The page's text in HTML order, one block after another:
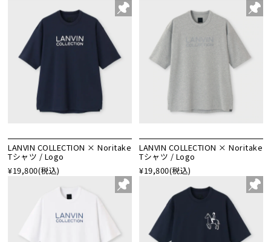
LANVIN COLLECTION × Noritake
Tシャツ / Logo
¥19,800(税込)
LANVIN COLLECTION × Noritake
Tシャツ / Logo
¥19,800(税込)